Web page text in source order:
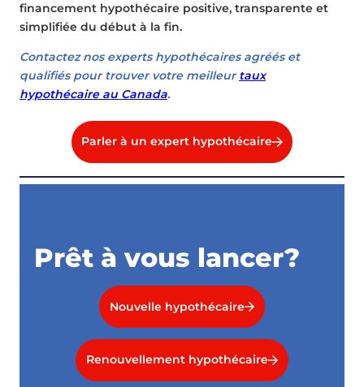
financement hypothécaire positive, transparente et
simplifiée du début à la fin.
Contactez nos experts hypothécaires agréés et
qualifiés pour trouver votre meilleurtaux
hypothécaire au Canada.
Parler à un expert hypothécaire
Prêt à vous lancer?
Nouvelle hypothécaire
Renouvellement hypothécaire